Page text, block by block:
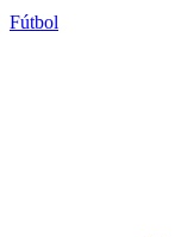
Fútbol